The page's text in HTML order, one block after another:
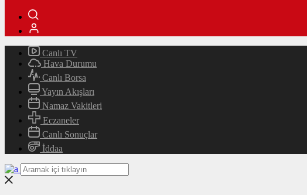
Canlı TV
Hava Durumu
Canlı Borsa
Yayın Akışları
Namaz Vakitleri
Eczaneler
Canlı Sonuçlar
İddaa